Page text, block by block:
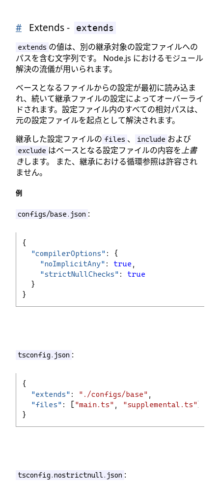
# Extends - extends
extends の値は、別の継承対象の設定ファイルへの
パスを含む文字列です。 Node.js におけるモジュール
解決の流儀が用いられます。
ベースとなるファイルからの設定が最初に読み込ま
れ、続いて継承ファイルの設定によってオーバーライ
ドされます。設定ファイル内のすべての相対パスは、
元の設定ファイルを起点として解決されます。
継承した設定ファイルの files 、 include および
exclude はベースとなる設定ファイルの内容を上書
きします。 また、継承における循環参照は許容され
ません。
例
configs/base.json :
{
"compilerOptions" : {
"noImplicitAny" : true ,
"strictNullChecks" : true
  }
}
tsconfig.json :
{
"extends" : "./configs/base" ,
"files" : [ "main.ts" , "supplemental.ts"
}
tsconfig.nostrictnull.json :